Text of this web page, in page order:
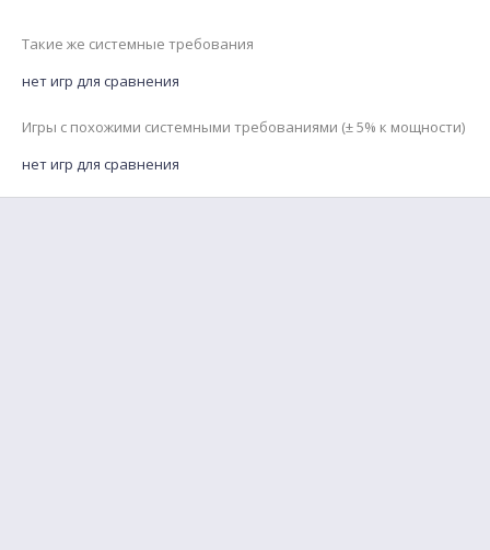
Такие же системные требования
нет игр для сравнения
Игры с похожими системными требованиями (± 5% к мощности)
нет игр для сравнения